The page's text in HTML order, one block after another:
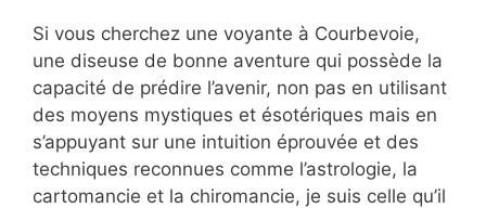
Si vous cherchez une voyante à Courbevoie,
une diseuse de bonne aventure qui possède la
capacité de prédire l’avenir, non pas en utilisant
des moyens mystiques et ésotériques mais en
s’appuyant sur une intuition éprouvée et des
techniques reconnues comme l’astrologie, la
cartomancie et la chiromancie, je suis celle qu’il